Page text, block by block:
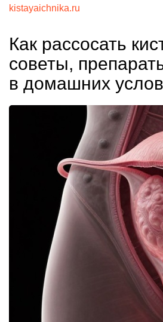
kistayaichnika.ru
Как рассосать
советы,
в домашних